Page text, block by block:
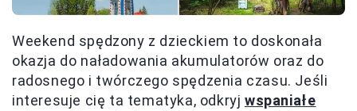
Weekend spędzony z dzieckiem to doskonała
okazja do naładowania akumulatorów oraz do
radosnego i twórczego spędzenia czasu. Jeśli
interesuje cię ta tematyka, odkryjwspaniałe